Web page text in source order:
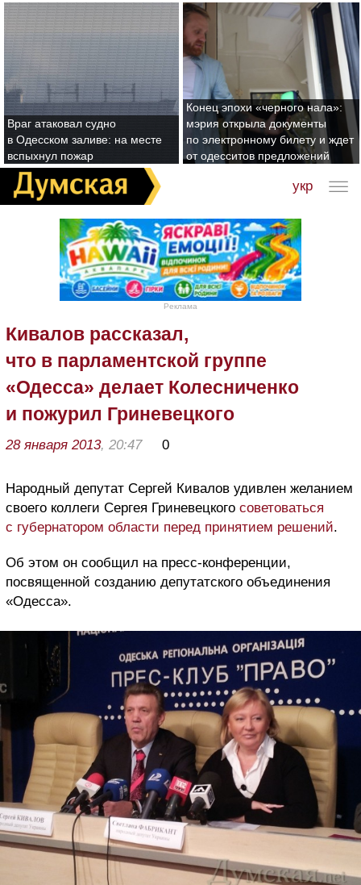
Враг атаковал судно
в Одесском заливе: на месте
вспыхнул пожар
Конец эпохи «черного нала»:
мэрия открыла документы
по электронному билету и ждет
от одесситов предложений
укр
Реклама
Кивалов рассказал,
что в парламентской группе
«Одесса» делает Колесниченко
и пожурил Гриневецкого
28 января 2013, 20:47 0
Народный депутат Сергей Кивалов удивлен желанием
своего коллеги Сергея Гриневецкого советоваться
с губернатором области перед принятием решений.
Об этом он сообщил на пресс-конференции,
посвященной созданию депутатского объединения
«Одесса».